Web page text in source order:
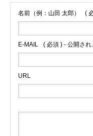
名前（例：山田 太郎） (
E-MAIL ( 必須 ) - 公開さ
URL